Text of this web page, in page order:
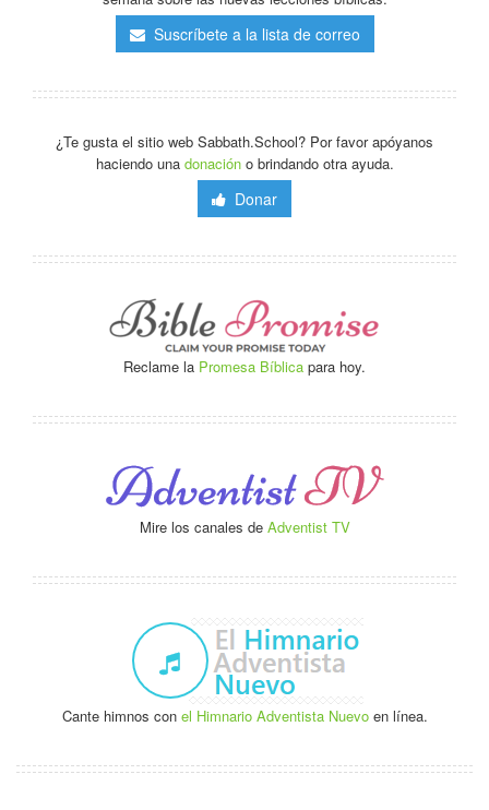
Suscríbete a la lista de correo
¿Te gusta el sitio web Sabbath.School? Por favor apóyanos
haciendo una donacióno brindando otra ayuda.
Donar
Reclame la Promesa Bíblica para hoy.
Mire los canales de Adventist TV
Cante himnos con el Himnario Adventista Nuevoen línea.